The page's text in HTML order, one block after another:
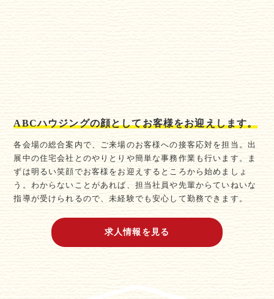
ABCハウジングの顔としてお客様をお迎えします。
各会場の総合案内で、ご来場のお客様への接客応対を担当。出
展中の住宅会社とのやりとりや簡単な事務作業も行います。ま
ずは明るい笑顔でお客様をお迎えするところから始めましょ
う。わからないことがあれば、担当社員や先輩からていねいな
指導が受けられるので、未経験でも安心して勤務できます。
求人情報を見る